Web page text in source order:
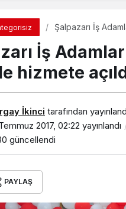
Şalpazarı İş
İş
hizmete
İkinci tarafından
2017, 02:22 yayınlandı
güncellendi
PAYLAŞ